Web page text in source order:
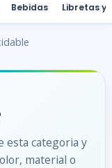
Bebidas Libretas y
esta categoria y
material o